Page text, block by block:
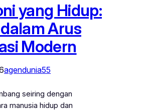
yang Hidup:
Arus
Modern
agendunia55
seiring dengan
manusia hidup dan